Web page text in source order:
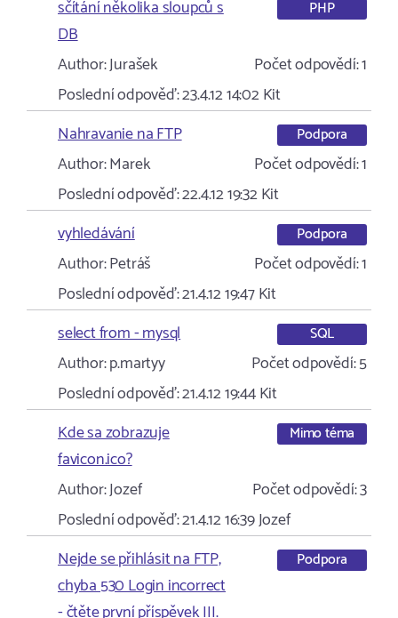
sčítání několika sloupců s
DB
PHP
Author:Jurašek Počet odpovědí:1
Poslední odpověď:23.4.12 14:02Kit
Nahravanie na FTP
Podpora
Author:Marek Počet odpovědí:1
Poslední odpověď:22.4.12 19:32Kit
vyhledávání
Podpora
Author:Petráš Počet odpovědí:1
Poslední odpověď:21.4.12 19:47Kit
select from - mysql
SQL
Author:p.martyy Počet odpovědí:5
Poslední odpověď:21.4.12 19:44Kit
Kde sa zobrazuje
favicon.ico?
Mimo téma
Author:Jozef Počet odpovědí:3
Poslední odpověď:21.4.12 16:39Jozef
Nejde se přihlásit na FTP,
chyba 530 Login incorrect
- čtěte první příspěvek III.
Podpora